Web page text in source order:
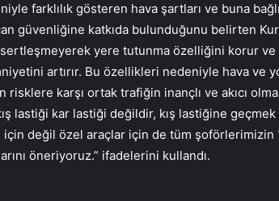
farklılık gösteren hava şartları ve buna
güvenliğine katkıda bulunduğunu belirten
yere tutunma özelliğini korur ve
artırır. Bu özellikleri nedeniyle hava ve
karşı ortak trafiğin inançlı ve akıcı
lastiği kar lastiği değildir, kış lastiğine geçmek
için değil özel araçlar için de tüm şoförlerimizin
öneriyoruz.” ifadelerini kullandı.